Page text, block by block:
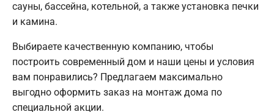
сауны, бассейна, котельной, а также установка печки
и камина.
Выбираете качественную компанию, чтобы
построить современный дом и наши цены и условия
вам понравились? Предлагаем максимально
выгодно оформить заказ на монтаж дома по
специальной акции.